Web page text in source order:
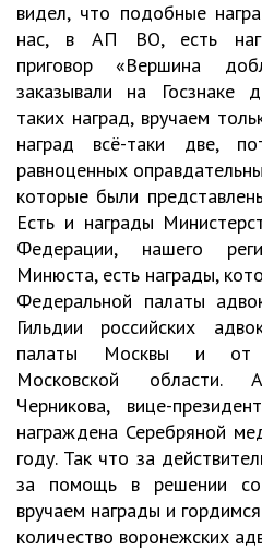
видел, что подобные
нас, в АП ВО, есть
приговор «Вершина
заказывали на Госзнаке
таких наград, вручаем
наград всё-таки две,
равноценных
которые были
Есть и награды
Федерации, нашего
Минюста, есть награды,
Федеральной палаты
Гильдии российских
палаты Москвы и от
Московской области.
Черникова, вице-
награждена Серебряной
году. Так что за
за помощь в решении
вручаем награды и
количество воронежских